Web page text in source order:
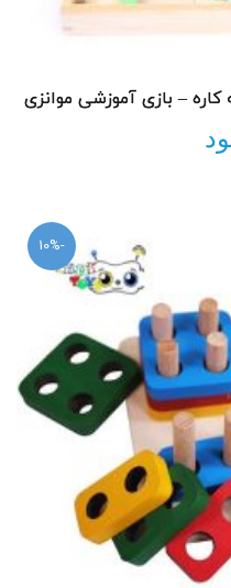
– بازی آموزشی موانزی
-10%